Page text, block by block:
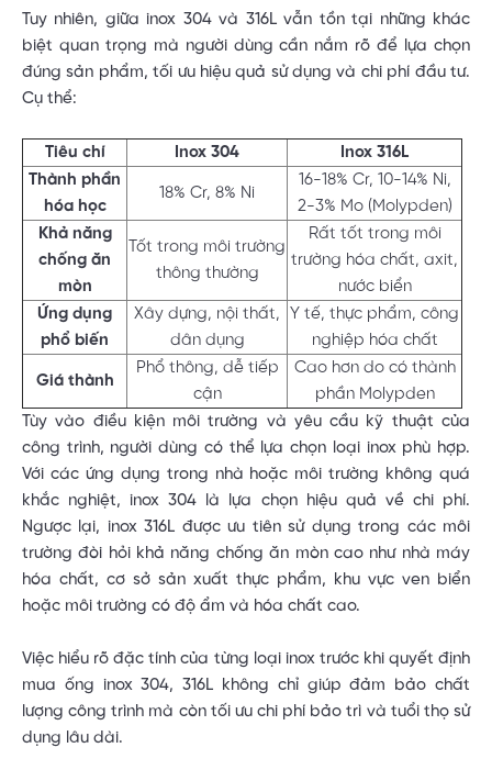
Tuy nhiên, giữa inox 304 và 316L vẫn tồn tại những khác
biệt quan trọng mà người dùng cần nắm rõ để lựa chọn
đúng sản phẩm, tối ưu hiệu quả sử dụng và chi phí đầu tư.
Cụ thể:
Tiêu chí Inox 304
Inox 316L
Thành phần
hóa học
18% Cr, 8% Ni
16-18% Cr, 10-14% Ni,
2-3% Mo (Molypden)
Khả năng
chống ăn
mòn
Tốt trong môi trường
thông thường
Rất tốt trong môi
trường hóa chất, axit,
nước biển
Ứng dụng
phổ biến
Xây dựng, nội thất,
dân dụng
Y tế, thực phẩm, công
nghiệp hóa chất
Giá thành
Phổ thông, dễ tiếp
cận
Cao hơn do có thành
phần Molypden
Tùy vào điều kiện môi trường và yêu cầu kỹ thuật của
công trình, người dùng có thể lựa chọn loại inox phù hợp.
Với các ứng dụng trong nhà hoặc môi trường không quá
khắc nghiệt, inox 304 là lựa chọn hiệu quả về chi phí.
Ngược lại, inox 316L được ưu tiên sử dụng trong các môi
trường đòi hỏi khả năng chống ăn mòn cao như nhà máy
hóa chất, cơ sở sản xuất thực phẩm, khu vực ven biển
hoặc môi trường có độ ẩm và hóa chất cao.
Việc hiểu rõ đặc tính của từng loại inox trước khi quyết định
mua ống inox 304, 316L không chỉ giúp đảm bảo chất
lượng công trình mà còn tối ưu chi phí bảo trì và tuổi thọ sử
dụng lâu dài.